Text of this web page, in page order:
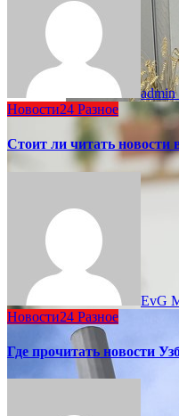
admin
Новости24 Разное
Стоит ли читать новости
EvG
Новости24 Разное
Где прочитать новости